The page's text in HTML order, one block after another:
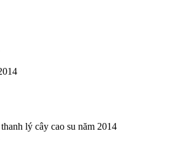
lý cây cao su năm 2014